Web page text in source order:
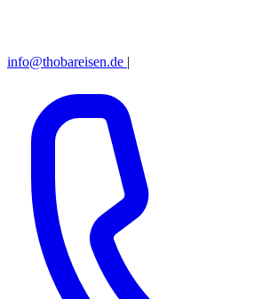
info@thobareisen.de |